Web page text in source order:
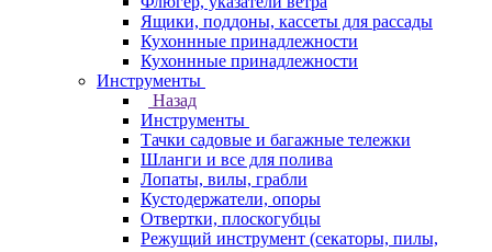
Ящики, поддоны, кассеты для рассады
Кухоннные принадлежности
Кухоннные принадлежности
Инструменты
Назад
Инструменты
Тачки садовые и багажные тележки
Шланги и все для полива
Лопаты, вилы, грабли
Кустодержатели, опоры
Отвертки, плоскогубцы
Режущий инструмент (секаторы, пилы,